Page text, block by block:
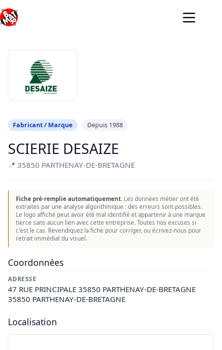
au
contenu
Fabricant / Marque Depuis 1988
SCIERIE DESAIZE
📍 35850 PARTHENAY-DE-BRETAGNE
Fiche pré-remplie automatiquement. Les données métier ont été
extraites par une analyse algorithmique : des erreurs sont possibles.
Le logo affiché peut avoir été mal identifié et appartenir à une marque
tierce sans aucun lien avec cette entreprise. Toutes nos excuses si
c'est le cas. Revendiquez la fiche pour corriger, ou écrivez-nous pour
retrait immédiat du visuel.
Coordonnées
ADRESSE
47 RUE PRINCIPALE 35850 PARTHENAY-DE-BRETAGNE
35850 PARTHENAY-DE-BRETAGNE
Localisation